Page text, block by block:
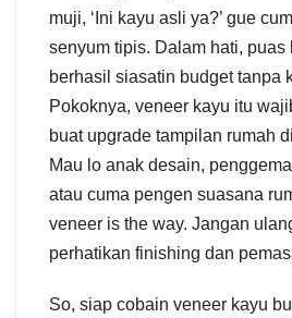
muji, ‘Ini kayu asli ya?’ gue
senyum tipis. Dalam hati, puas
berhasil siasatin budget tanpa
Pokoknya, veneer kayu itu
buat upgrade tampilan rumah
Mau lo anak desain,
atau cuma pengen suasana
veneer is the way. Jangan
perhatikan finishing dan
So, siap cobain veneer kayu